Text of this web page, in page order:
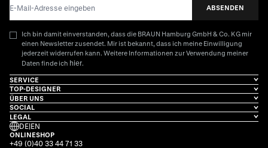
ABSENDEN
Ich bin damit einverstanden, dass die BRAUN Hamburg GmbH & Co. KG mir
einen Newsletter zusendet. Mir ist bekannt, dass ich meine Einwilligung
jederzeit widerrufen kann. Weitere Informationen zur Verwendung meiner
Daten finde ich hier.
SERVICE
TOP-DESIGNER
ÜBER UNS
SOCIAL
LEGAL
DE|EN
ONLINESHOP
+49 (0)40 33 44 71 33